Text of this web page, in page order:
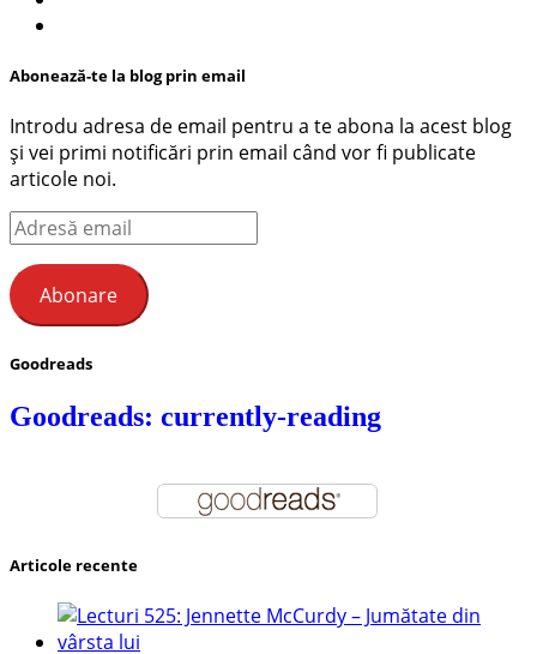
Abonează-te la blog prin email
Introdu adresa de email pentru a te abona la acest blog
și vei primi notificări prin email când vor fi publicate
articole noi.
Adresă
email
Abonare
Goodreads
Goodreads: currently-reading
Articole recente